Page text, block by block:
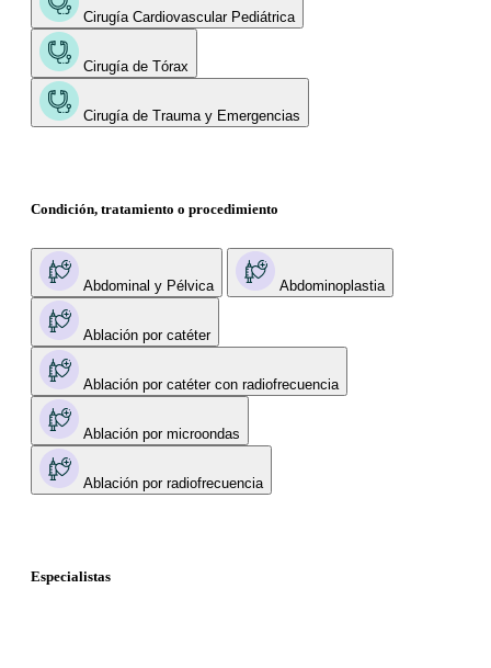
Cirugía Cardiovascular Pediátrica
Cirugía de Tórax
Cirugía de Trauma y Emergencias
Condición, tratamiento o procedimiento
Abdominal y Pélvica Abdominoplastia
Ablación por catéter
Ablación por catéter con radiofrecuencia
Ablación por microondas
Ablación por radiofrecuencia
Especialistas